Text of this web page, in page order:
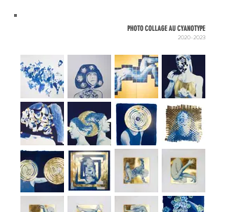
PHOTO COLLAGE AU CYANOTYPE
2020-2023